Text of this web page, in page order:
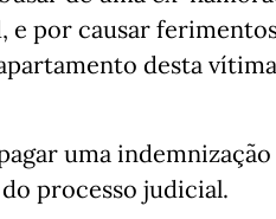
por causar
desta
uma indemnização
processo judicial.